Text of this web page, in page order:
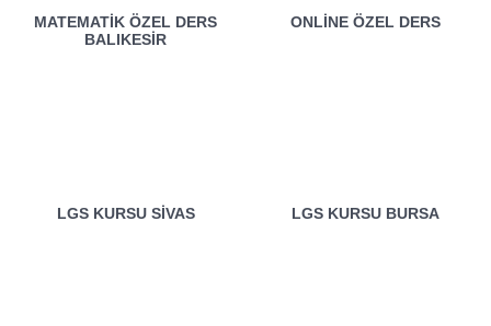
MATEMATIK ÖZEL DERS
BALIKESIR
ONLINE ÖZEL DERS
LGS KURSU SIVAS LGS KURSU BURSA